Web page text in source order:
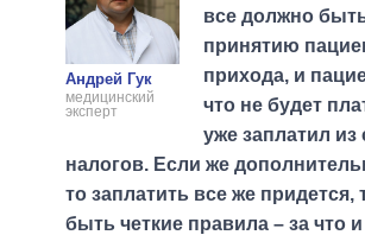
Андрей Гук
медицинский
эксперт
все должно
принятию
прихода, и
что не будет
уже заплатил из
налогов. Если же
то заплатить все же
быть четкие правила – за что